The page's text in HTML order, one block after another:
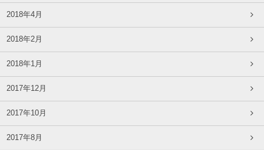
2018年4月
2018年2月
2018年1月
2017年12月
2017年10月
2017年8月